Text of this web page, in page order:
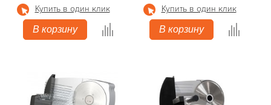
Купить в один клик
В корзину
Купить в один клик
В корзину